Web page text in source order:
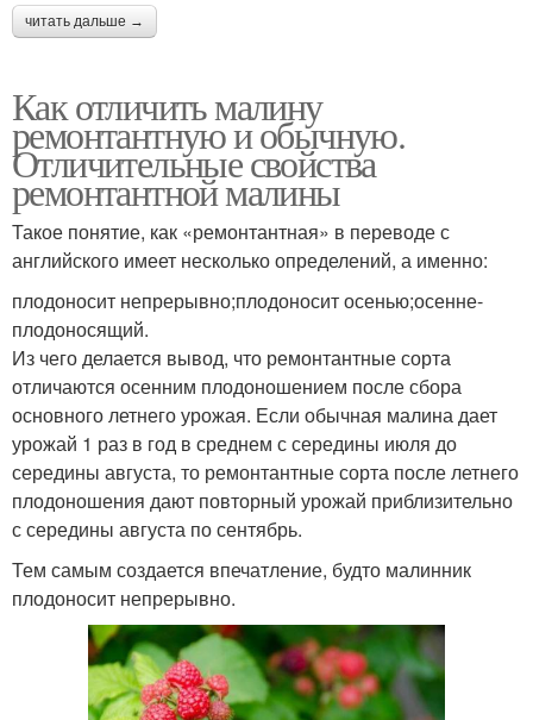
читать дальше →
Как отличить малину
ремонтантную и обычную.
Отличительные свойства
ремонтантной малины
Такое понятие, как «ремонтантная» в переводе с
английского имеет несколько определений, а именно:
плодоносит непрерывно;плодоносит осенью;осенне-
плодоносящий.
Из чего делается вывод, что ремонтантные сорта
отличаются осенним плодоношением после сбора
основного летнего урожая. Если обычная малина дает
урожай 1 раз в год в среднем с середины июля до
середины августа, то ремонтантные сорта после летнего
плодоношения дают повторный урожай приблизительно
с середины августа по сентябрь.
Тем самым создается впечатление, будто малинник
плодоносит непрерывно.